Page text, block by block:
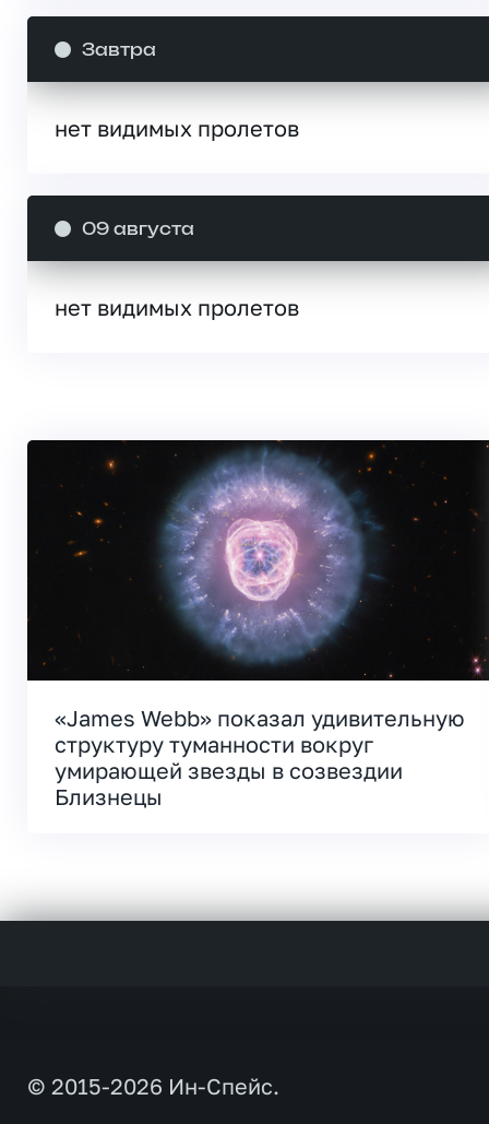
Завтра
нет видимых пролетов
09 августа
нет видимых пролетов
«James Webb» показал удивительную
структуру туманности вокруг
умирающей звезды в созвездии
Близнецы
© 2015-2026 Ин-Спейс.